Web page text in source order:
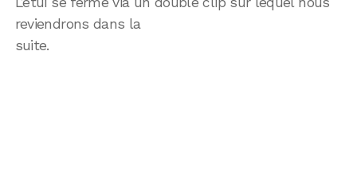
reviendrons dans la
suite.